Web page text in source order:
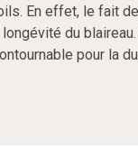
En effet, le fait
du
pour la